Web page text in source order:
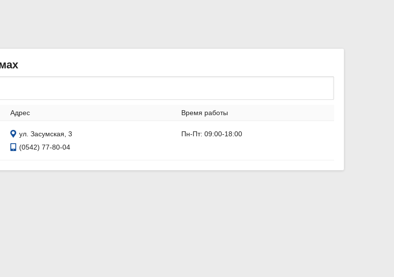
Адрес Время работы
ул. Засумская, 3
(0542) 77-80-04
Пн-Пт: 09:00-18:00